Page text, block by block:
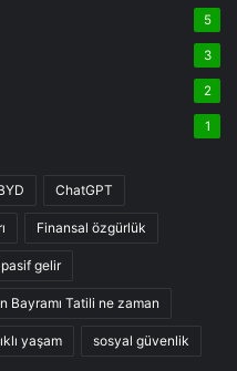
5
3
2
1
ChatGPT
Finansal özgürlük
pasif gelir
Bayramı Tatili ne zaman
yaşam sosyal güvenlik